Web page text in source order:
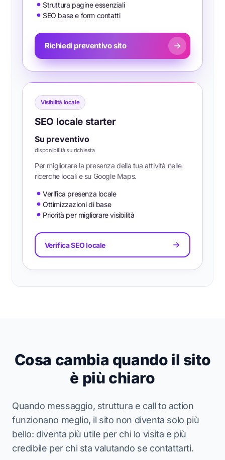
Struttura pagine essenziali
SEO base e form contatti
Richiedi preventivo sito
Visibilità locale
SEO locale starter
Su preventivo
disponibilità su richiesta
Per migliorare la presenza della tua attività nelle
ricerche locali e su Google Maps.
Verifica presenza locale
Ottimizzazioni di base
Priorità per migliorare visibilità
Verifica SEO locale
Cosa cambia quando il sito
è più chiaro
Quando messaggio, struttura e call to action
funzionano meglio, il sito non diventa solo più
bello: diventa più utile per chi lo visita e più
credibile per chi sta valutando se contattarti.